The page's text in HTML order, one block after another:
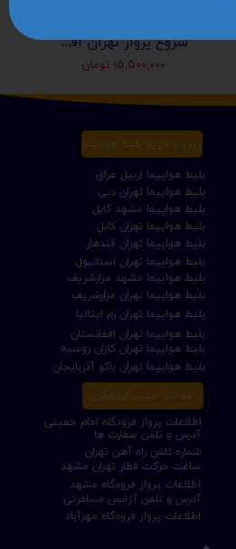
شروع پرواز تهران افغانستان (کابل-مزارشریف-هرات-قندهار)
۱۵,۵۰۰,۰۰۰ تومان
بلیط هواپیما تهران کابل
بلیط هواپیما تهران مزارشریف
بلیط هواپیما مشهد کابل
بلیط هواپیما تهران قندهار
بلیط هواپیما تهران افغانستان
بلیط هواپیما مشهد مزارشریف
بلیط هواپیما تهران رم ایتالیا
اطلاعات پرواز فرودگاه امام خمینی
بلیط هواپیما تهران دبی
بلیط هواپیما تهران باکو آذربایجان
بلیط هواپیما تهران استانبول
بلیط هواپیما تهران کازان روسیه
بلیط هواپیما اربیل عراق
ساعت حرکت قطار تهران مشهد
رزرو و خرید بلیط هواپیما
شماره تلفن راه آهن تهران
اطلاعات پرواز فرودگاه مهرآباد
اطلاعات پرواز فرودگاه مشهد
آدرس و تلفن سفارت ها
آدرس و تلفن آژانس مسافرتی
اطلاعات مفید گردشگری